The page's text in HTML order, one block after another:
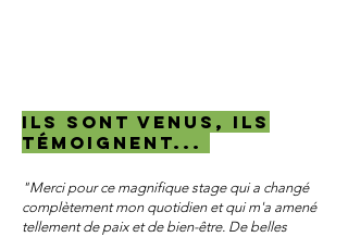
ILS SONT VENUS, ils
témoignent...
"Merci pour ce magnifique stage qui a changé
complètement mon quotidien et qui m'a amené
tellement de paix et de bien-être. De belles